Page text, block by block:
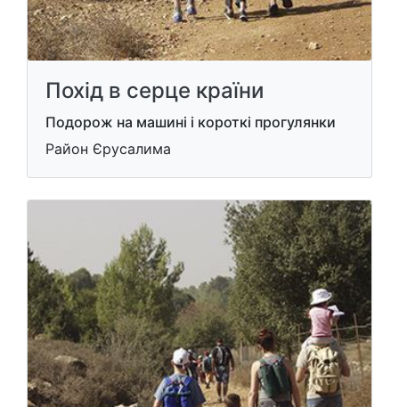
Похід в серце країни
Подорож на машині і короткі прогулянки
Район Єрусалима